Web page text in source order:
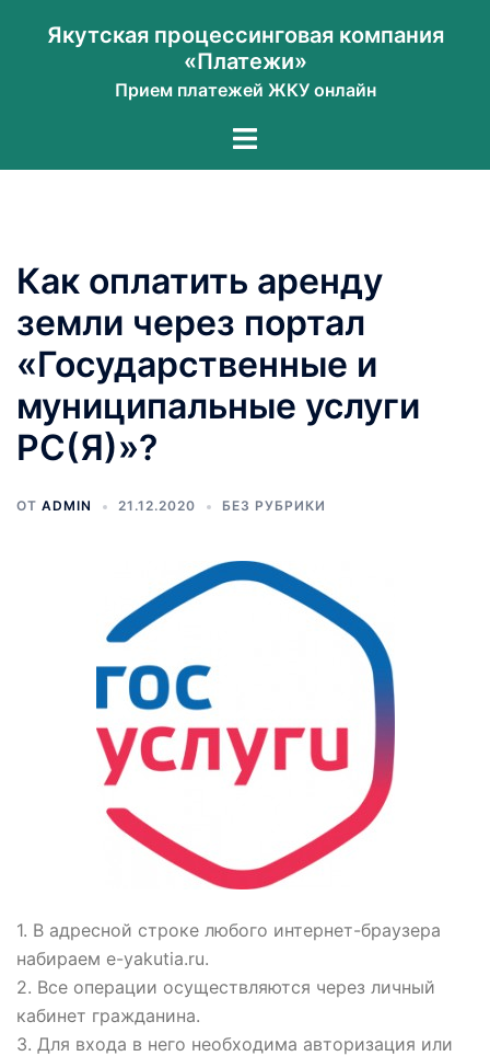
Якутская процессинговая компания
«Платежи»
Прием платежей ЖКУ онлайн
Переключатель
Как оплатить аренду
земли через портал
«Государственные и
муниципальные услуги
РС(Я)»?
ОТ ADMIN 21.12.2020 БЕЗ РУБРИКИ
1. В адресной строке любого интернет-браузера
набираем e-yakutia.ru.
2. Все операции осуществляются через личный
кабинет гражданина.
3. Для входа в него необходима авторизация или